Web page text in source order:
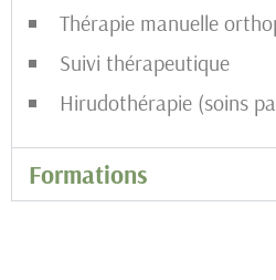
Thérapie manuelle
Suivi thérapeutique
Hirudothérapie (soins
Formations